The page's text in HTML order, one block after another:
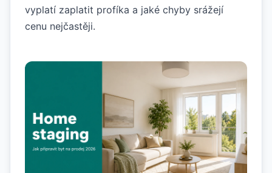
vyplatí zaplatit profíka a jaké chyby srážejí
cenu nejčastěji.